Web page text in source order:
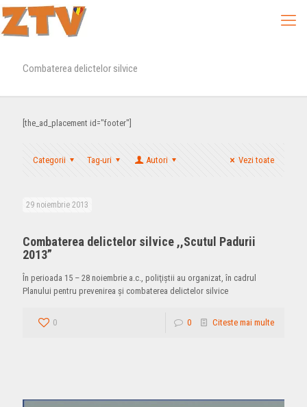
Combaterea delictelor silvice
[the_ad_placement id="footer"]
Categorii Tag-uri Autori Vezi toate
29 noiembrie 2013
Combaterea delictelor silvice ,,Scutul Padurii
2013”
În perioada 15 – 28 noiembrie a.c., poliţiştii au organizat, în cadrul
Planului pentru prevenirea şi combaterea delictelor silvice
0 0 Citeste mai multe